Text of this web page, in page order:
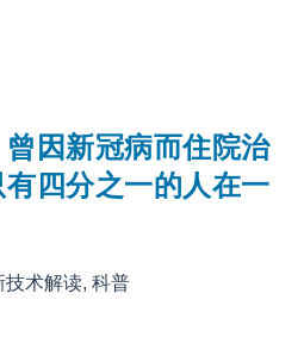
因新冠病而住院治
四分之一的人在一
技术解读, 科普